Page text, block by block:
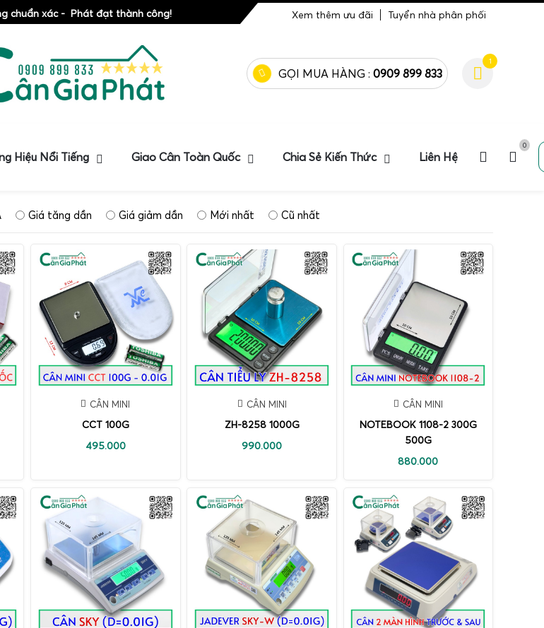
chuẩn xác - Phát đạt thành công! Xem thêm ưu đãi Tuyển nhà phân phối
GỌI MUA HÀNG : 0909 899 833
1
Hiệu Nổi Tiếng Giao Cân Toàn Quốc Chia Sẻ Kiến Thức Liên Hệ
0
Giá tăng dần Giá giảm dần Mới nhất Cũ nhất
CÂN MINI
CCT 100G
495.000
CÂN MINI
ZH-8258 1000G
990.000
CÂN MINI
NOTEBOOK 1108-2 300G
500G
880.000